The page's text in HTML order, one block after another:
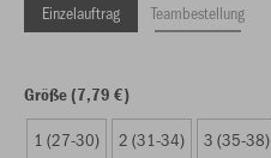
Einzelauftrag Teambestellung
Größe (7,79 €)
1 (27-30) 2 (31-34) 3 (35-38)